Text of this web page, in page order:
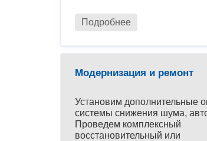
Подробнее
Модернизация и ремонт
Установим дополнительные
системы снижения шума,
Проведем комплексный
восстановительный или